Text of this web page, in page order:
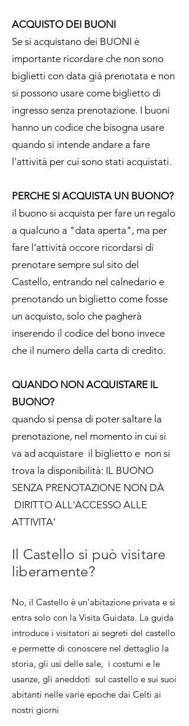
ACQUISTO DEI BUONI
Se si acquistano dei BUONI è
importante ricordare che non sono
biglietti con data già prenotata e non
si possono usare come biglietto di
ingresso senza prenotazione. I buoni
hanno un codice che bisogna usare
quando si intende andare a fare
l'attività per cui sono stati acquistati.
PERCHE SI ACQUISTA UN BUONO?
il buono si acquista per fare un regalo
a qualcuno a "data aperta", ma per
fare l'attività occore ricordarsi di
prenotare sempre sul sito del
Castello, entrando nel calnedario e
prenotando un biglietto come fosse
un acquisto, solo che pagherà
inserendo il codice del bono invece
che il numero della carta di credito.
QUANDO NON ACQUISTARE IL
BUONO?
quando si pensa di poter saltare la
prenotazione, nel momento in cui si
va ad acquistare il biglietto e non si
trova la disponibilità: IL BUONO
SENZA PRENOTAZIONE NON DÀ
DIRITTO ALL'ACCESSO ALLE
ATTIVITA'
Il Castello si può visitare
liberamente?
No, il Castello è un'abitazione privata e si
entra solo con la Visita Guidata. La guida
introduce i visitatori ai segreti del castello
e permette di conoscere nel dettaglio la
storia, gli usi delle sale, i costumi e le
usanze, gli aneddoti sul castello e sui suoi
abitanti nelle varie epoche dai Celti ai
nostri giorni